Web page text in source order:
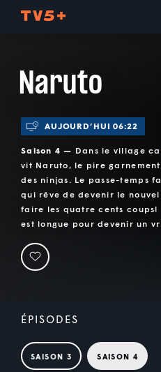
Naruto
AUJOURD’HUI 06:22
Saison 4 — Dans le village
vit Naruto, le pire
des ninjas. Le passe-temps
qui rêve de devenir le
faire les quatre cents coups!
est longue pour devenir un
ÉPISODES
SAISON 3 SAISON 4